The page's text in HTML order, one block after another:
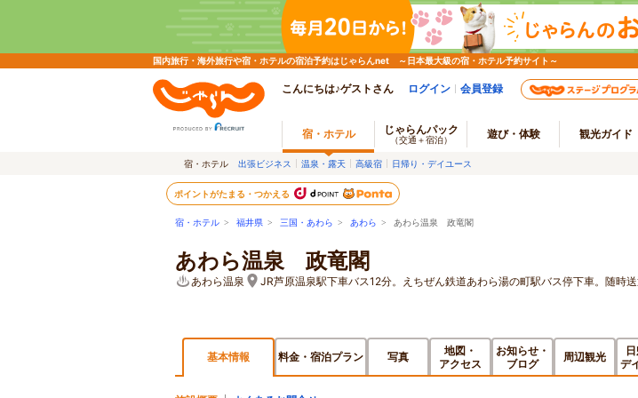
国内旅行・海外旅行や宿・ホテルの宿泊予約はじゃらんnet ～日本最大級の宿・ホテル予約サイト～
こんにちは♪ゲストさん ログイン 会員登録
宿・ホテル じゃらんパック
（交通＋宿泊） 遊び・体験 観光ガイド
宿・ホテル 出張ビジネス 温泉・露天 高級宿 日帰り・デイユース
ポイントがたまる・つかえる
宿・ホテル > 福井県 > 三国・あわら > あわら > あわら温泉 政竜閣
あわら温泉 政竜閣
あわら温泉 JR芦原温泉駅下車バス12分。えちぜん鉄道あわら湯の町駅バス停下車。随時
基本情報 料金・宿泊プラン 写真
地図・
アクセス
お知らせ・
ブログ
周辺観光
デ